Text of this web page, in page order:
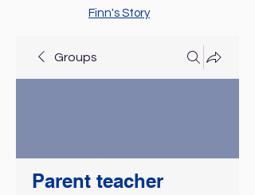
Finn's Story
Groups
Parent teacher